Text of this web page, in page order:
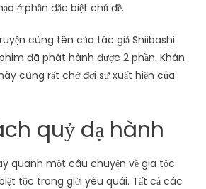
ở phần đặc biệt chủ đề.
cùng tên của tác giả Shiibashi
đã phát hành được 2 phần. Khán
cũng rất chờ đợi sự xuất hiện của
quỷ dạ hành
quanh một câu chuyện về gia tộc
tộc trong giới yêu quái. Tất cả các